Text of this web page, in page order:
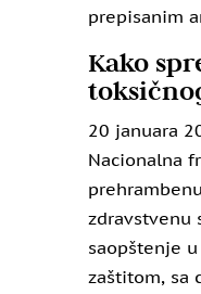
prepisanim
Kako
20 januara
Nacionalna
zdravstvenu
saopštenje
zaštitom, sa